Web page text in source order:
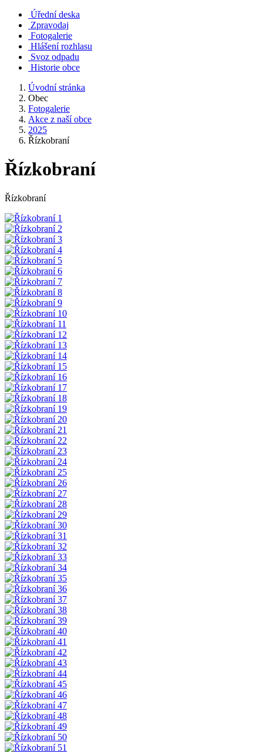
Úřední deska
Zpravodaj
Fotogalerie
Hlášení rozhlasu
Svoz odpadu
Historie obce
Úvodní stránka
Obec
Fotogalerie
Akce z naší obce
2025
Řízkobraní
Řízkobraní
Řízkobraní